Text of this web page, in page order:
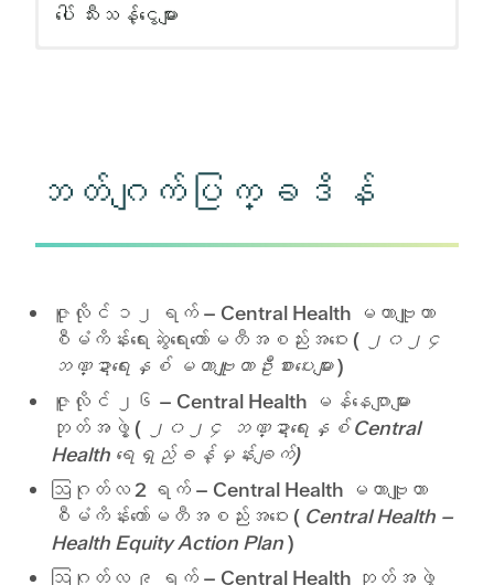
ပေါ် သီးသန့်ငွေများ
ရှာဖွေရန်-
Primary Care: Medical, Dental, & Behavioral Health
71,282,200 71,782,200
500,000
အထူးစောင့်ရှောက်မှု- အထူးပြု သွားဘက်ဆိုင်ရာ အပါအဝင်
30,188,000
30,188,000
အထူးစောင့်ရှောက်မှု- အပြုအမူကျန်းမာရေး
20,675,000
20,675,000
7,250,000
7,250,000
ဆရာမလေး
18,000,000
ရပ်ရွာကျန်းမာရေးစောင့်ရှောက်မှု ရန်ပုံငွေ
875,000
875,000
အကျဉ်းသားကျန်းမာရေး
2,000,000
2,000,000
ဝယ်ယူထားသော ကျန်းမာရေးဝန်ဆောင်မှုများ
148,270,200 150,770,200
2,500,000
တိုက်ရိုက်ကျန်းမာရေးစောင့်ရှောက်မှုဝန်ဆောင်မှုများ
ကျောက်ကပ်ဆေး
1,877,022
1,877,022
ဘတ်ဂျက်ပြက္ခဒိန်
ဇူလိုင် ၁၂ ရက် – Central Health မဟာဗျူဟာ
စီမံကိန်းရေးဆွဲရေးကော်မတီအစည်းအဝေး (
၂၀၂၄
ဘဏ္ဍာရေးနှစ် မဟာဗျူဟာဦးစားပေးများ)
ဇူလိုင် ၂၆ – Central Health မန်နေဂျာများ
ဘုတ်အဖွဲ့ (
၂၀၂၄ ဘဏ္ဍာရေးနှစ် Central
Health ရေရှည်ခန့်မှန်းချက်)
ဩဂုတ်လ 2 ရက် – Central Health မဟာဗျူဟာ
စီမံကိန်းကော်မတီအစည်းအဝေး ( Central Health –
Health Equity Action Plan)
ဩဂုတ်လ ၉ ရက် – Central Health ဘုတ်အဖွဲ့